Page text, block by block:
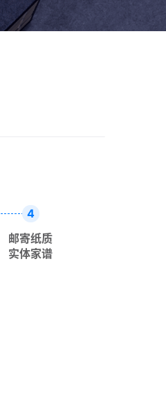
4
邮寄纸质
实体家谱